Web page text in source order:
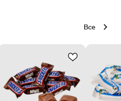
Все